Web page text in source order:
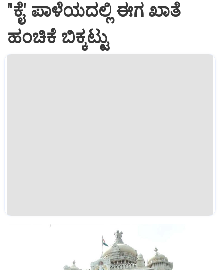
"ಕೈ' ಪಾಳೆಯದಲ್ಲಿ ಈಗ ಖಾತೆ
ಹಂಚಿಕೆ ಬಿಕ್ಕಟ್ಟು